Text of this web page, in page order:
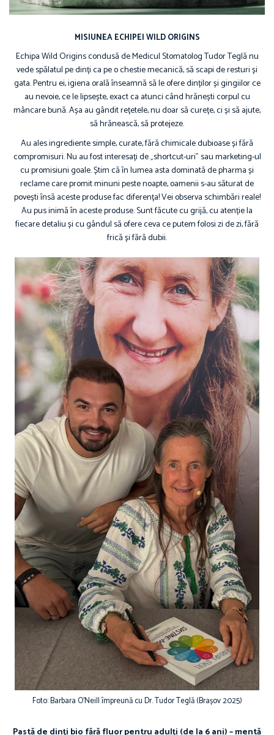
MISIUNEA ECHIPEI WILD ORIGINS
Echipa Wild Origins condusă de Medicul Stomatolog Tudor Teglă nu
vede spălatul pe dinți ca pe o chestie mecanică, să scapi de resturi și
gata. Pentru ei, igiena orală înseamnă să le ofere dinților și gingiilor ce
au nevoie, ce le lipsește, exact ca atunci când hrănești corpul cu
mâncare bună. Așa au gândit rețetele, nu doar să curețe, ci și să ajute,
să hrănească, să protejeze.
Au ales ingrediente simple, curate, fără chimicale dubioase și fără
compromisuri. Nu au fost interesați de „shortcut-uri” sau marketing-ul
cu promisiuni goale. Știm că în lumea asta dominată de pharma și
reclame care promit minuni peste noapte, oamenii s-au săturat de
povești însă aceste produse fac diferența! Vei observa schimbări reale!
Au pus inimă în aceste produse. Sunt făcute cu grijă, cu atenție la
fiecare detaliu și cu gândul să ofere ceva ce putem folosi zi de zi, fără
frică și fără dubii.
Foto: Barbara O'Neill împreună cu Dr. Tudor Teglă (Brașov 2025)